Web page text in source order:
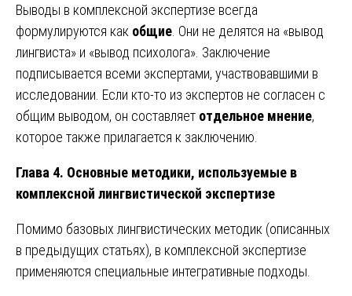
Выводы в комплексной экспертизе всегда
формулируются как общие . Они не делятся на «вывод
лингвиста» и «вывод психолога». Заключение
подписывается всеми экспертами, участвовавшими в
исследовании. Если кто-то из экспертов не согласен с
общим выводом, он составляет отдельное мнение,
которое также прилагается к заключению.
Глава 4. Основные методики, используемые в
комплексной лингвистической экспертизе
Помимо базовых лингвистических методик (описанных
в предыдущих статьях), в комплексной экспертизе
применяются специальные интегративные подходы.